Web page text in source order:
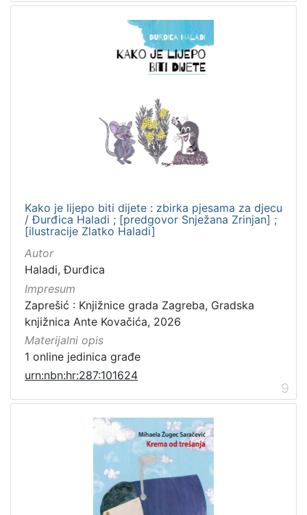
Kako je lijepo biti dijete : zbirka pjesama za djecu
/ Đurđica Haladi ; [predgovor Snježana Zrinjan] ;
[ilustracije Zlatko Haladi]
Autor
Haladi, Đurđica
Impresum
Zaprešić : Knjižnice grada Zagreba, Gradska
knjižnica Ante Kovačića, 2026
Materijalni opis
1 online jedinica građe
urn:nbn:hr:287:101624
9